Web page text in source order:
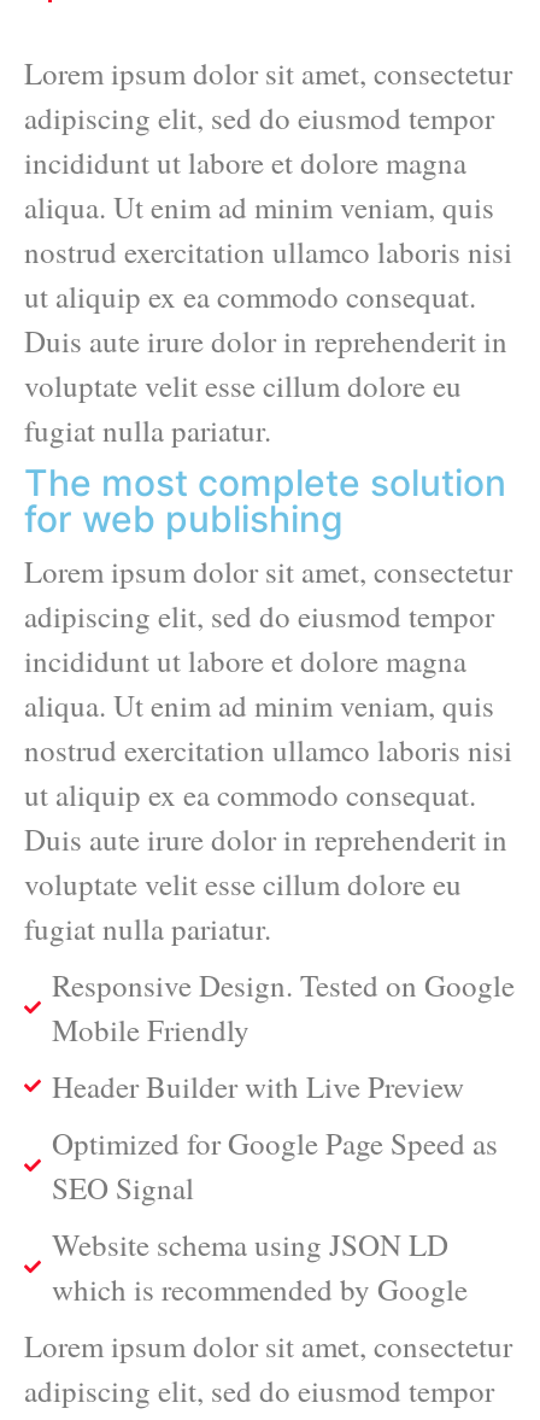
Lorem ipsum dolor sit amet, consectetur
adipiscing elit, sed do eiusmod tempor
incididunt ut labore et dolore magna
aliqua. Ut enim ad minim veniam, quis
nostrud exercitation ullamco laboris nisi
ut aliquip ex ea commodo consequat.
Duis aute irure dolor in reprehenderit in
voluptate velit esse cillum dolore eu
fugiat nulla pariatur.
The most complete solution
for web publishing
Lorem ipsum dolor sit amet, consectetur
adipiscing elit, sed do eiusmod tempor
incididunt ut labore et dolore magna
aliqua. Ut enim ad minim veniam, quis
nostrud exercitation ullamco laboris nisi
ut aliquip ex ea commodo consequat.
Duis aute irure dolor in reprehenderit in
voluptate velit esse cillum dolore eu
fugiat nulla pariatur.
Responsive Design. Tested on Google
Mobile Friendly
Header Builder with Live Preview
Optimized for Google Page Speed as
SEO Signal
Website schema using JSON LD
which is recommended by Google
Lorem ipsum dolor sit amet, consectetur
adipiscing elit, sed do eiusmod tempor